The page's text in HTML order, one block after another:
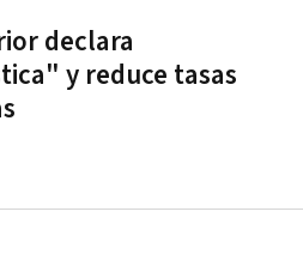
declara
y reduce tasas